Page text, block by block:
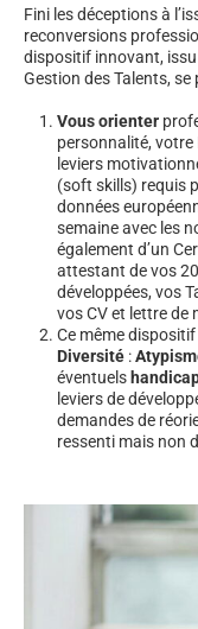
Fini les déceptions à
reconversions
dispositif innovant, issu
Gestion des Talents,
Vous orienter
personnalité,
leviers
(soft skills) requis
données
semaine avec les
également d’un
attestant de vos
développées, vos
vos CV et lettre de
Ce même
Diversité :
éventuels
leviers de
demandes de
ressenti mais non